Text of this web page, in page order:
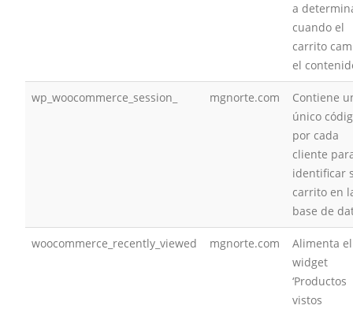
a
cuando el
carrito
el
wp_woocommerce_session_ mgnorte.com
Contiene
único
por cada
cliente
identificar
carrito en
base de
woocommerce_recently_viewed mgnorte.com
Alimenta el
widget
‘Productos
vistos